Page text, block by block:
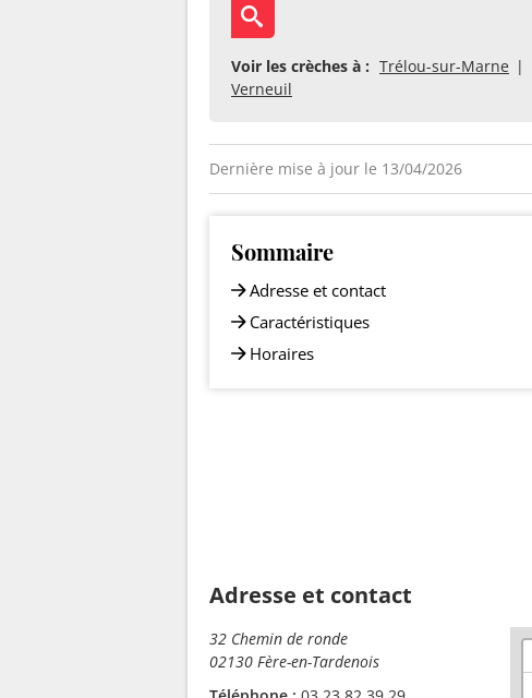
Voir les crèches à : Trélou-sur-Marne
Verneuil
Dernière mise à jour le 13/04/2026
Sommaire
Adresse et contact
Caractéristiques
Horaires
Adresse et contact
32 Chemin de ronde
02130 Fère-en-Tardenois